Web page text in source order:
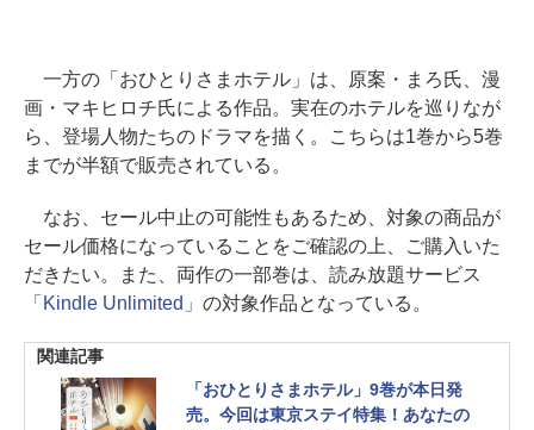
一方の「おひとりさまホテル」は、原案・まろ氏、漫
画・マキヒロチ氏による作品。実在のホテルを巡りなが
ら、登場人物たちのドラマを描く。こちらは1巻から5巻
までが半額で販売されている。
なお、セール中止の可能性もあるため、対象の商品が
セール価格になっていることをご確認の上、ご購入いた
だきたい。また、両作の一部巻は、読み放題サービス
「Kindle Unlimited」 の対象作品となっている。
関連記事
「おひとりさまホテル」9巻が本日発
売。今回は東京ステイ特集！あなたの